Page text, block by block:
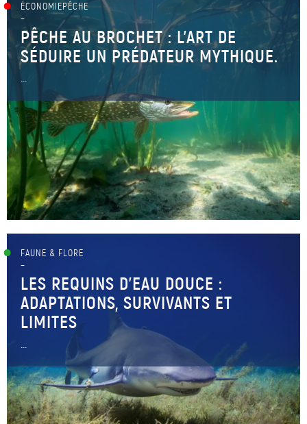
ÉCONOMIEPÊCHE
–
PÊCHE AU BROCHET : L'ART DE
SÉDUIRE UN PRÉDATEUR MYTHIQUE.
...
FAUNE & FLORE
–
LES REQUINS D’EAU DOUCE :
ADAPTATIONS, SURVIVANTS ET
LIMITES
...